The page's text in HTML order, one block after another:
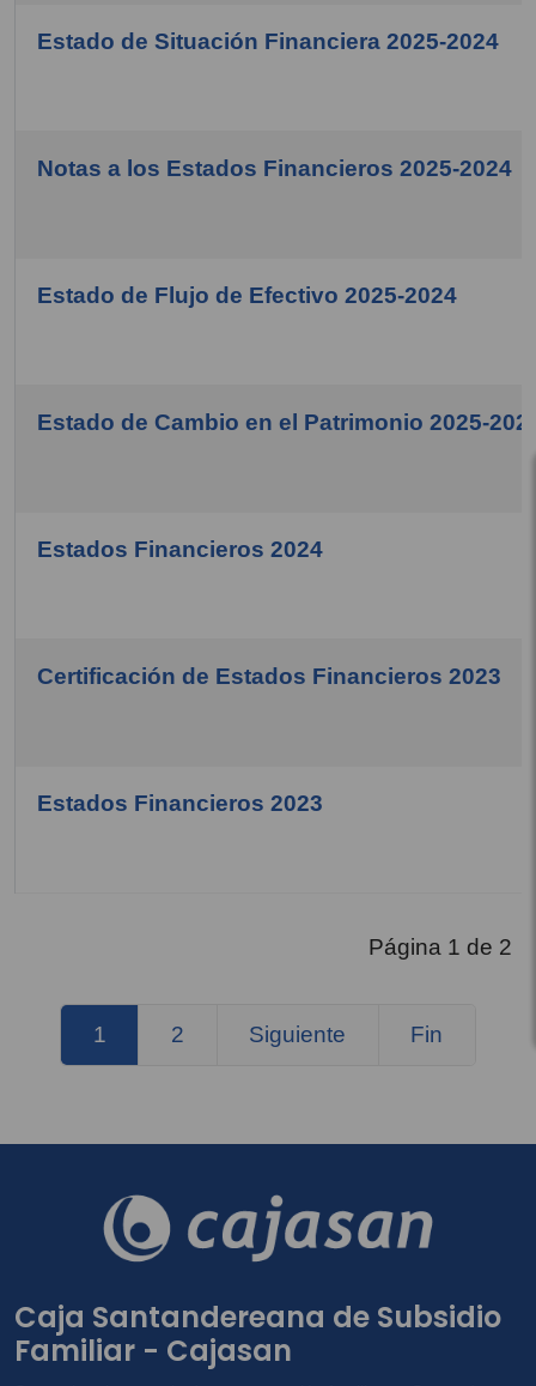
Estado de Situación Financiera 2025-2024
Notas a los Estados Financieros 2025-2024
Estado de Flujo de Efectivo 2025-2024
Estado de Cambio en el Patrimonio 2025-
Estados Financieros 2024
Certificación de Estados Financieros 2023
Estados Financieros 2023
Página 1 de 2
1 2 Siguiente Fin
Caja Santandereana de Subsidio
Familiar - Cajasan